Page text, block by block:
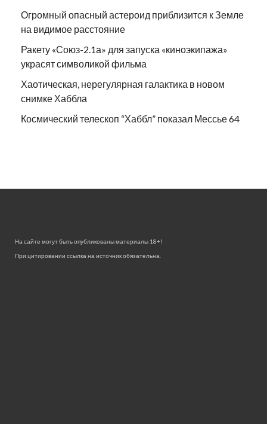
Огромный опасный астероид приблизится к Земле
на видимое расстояние
Ракету «Союз-2.1а» для запуска «киноэкипажа»
украсят символикой фильма
Хаотическая, нерегулярная галактика в новом
снимке Хаббла
Космический телескоп “Хаббл” показал Мессье 64
На сайте могут быть опубликованы материалы 18+!
При цитировании ссылка на источник обязательна.